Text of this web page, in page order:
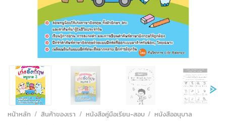
หน้าหลัก / สินค้าของเรา / หนังสือคู่มือเรียน-สอบ / หนังสืออนุบาล